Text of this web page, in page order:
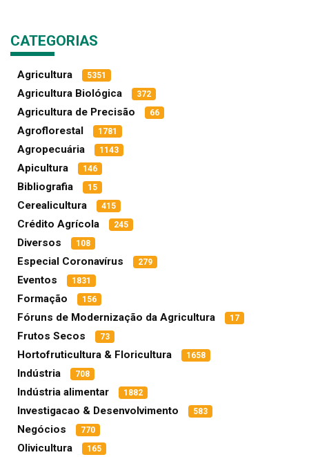
CATEGORIAS
Agricultura 5351
Agricultura Biológica 372
Agricultura de Precisão 66
Agroflorestal 1781
Agropecuária 1143
Apicultura 146
Bibliografia 15
Cerealicultura 415
Crédito Agrícola 245
Diversos 108
Especial Coronavírus 279
Eventos 1831
Formação 156
Fóruns de Modernização da Agricultura 17
Frutos Secos 73
Hortofruticultura & Floricultura 1658
Indústria 708
Indústria alimentar 1882
Investigacao & Desenvolvimento 583
Negócios 770
Olivicultura 165